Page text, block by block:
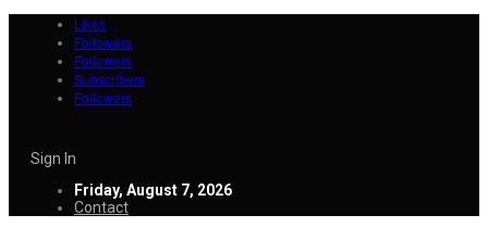
Likes
Followers
Followers
Subscribers
Followers
Sign In
Friday, August 7, 2026
Contact